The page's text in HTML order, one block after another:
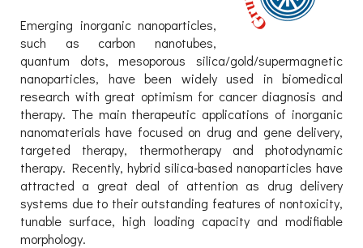
Emerging inorganic nanoparticles,
such as carbon nanotubes,
quantum dots, mesoporous silica/gold/supermagnetic
nanoparticles, have been widely used in biomedical
research with great optimism for cancer diagnosis and
therapy. The main therapeutic applications of inorganic
nanomaterials have focused on drug and gene delivery,
targeted therapy, thermotherapy and photodynamic
therapy. Recently, hybrid silica-based nanoparticles have
attracted a great deal of attention as drug delivery
systems due to their outstanding features of nontoxicity,
tunable surface, high loading capacity and modifiable
morphology.